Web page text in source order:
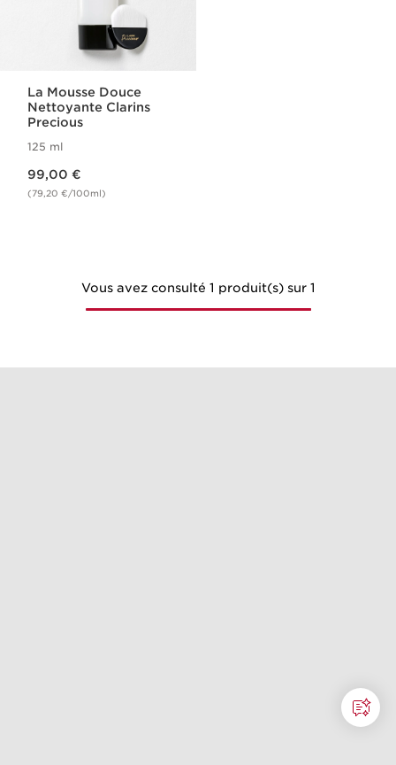
La Mousse Douce
Nettoyante Clarins
Precious
125 ml
99,00 €
(79,20 €/100ml)
Vous avez consulté 1 produit(s) sur 1